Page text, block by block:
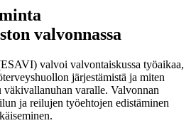
valvonnassa
valvoi valvontaiskussa työaikaa,
järjestämistä ja miten
varalle. Valvonnan
ja reilujen työehtojen edistäminen